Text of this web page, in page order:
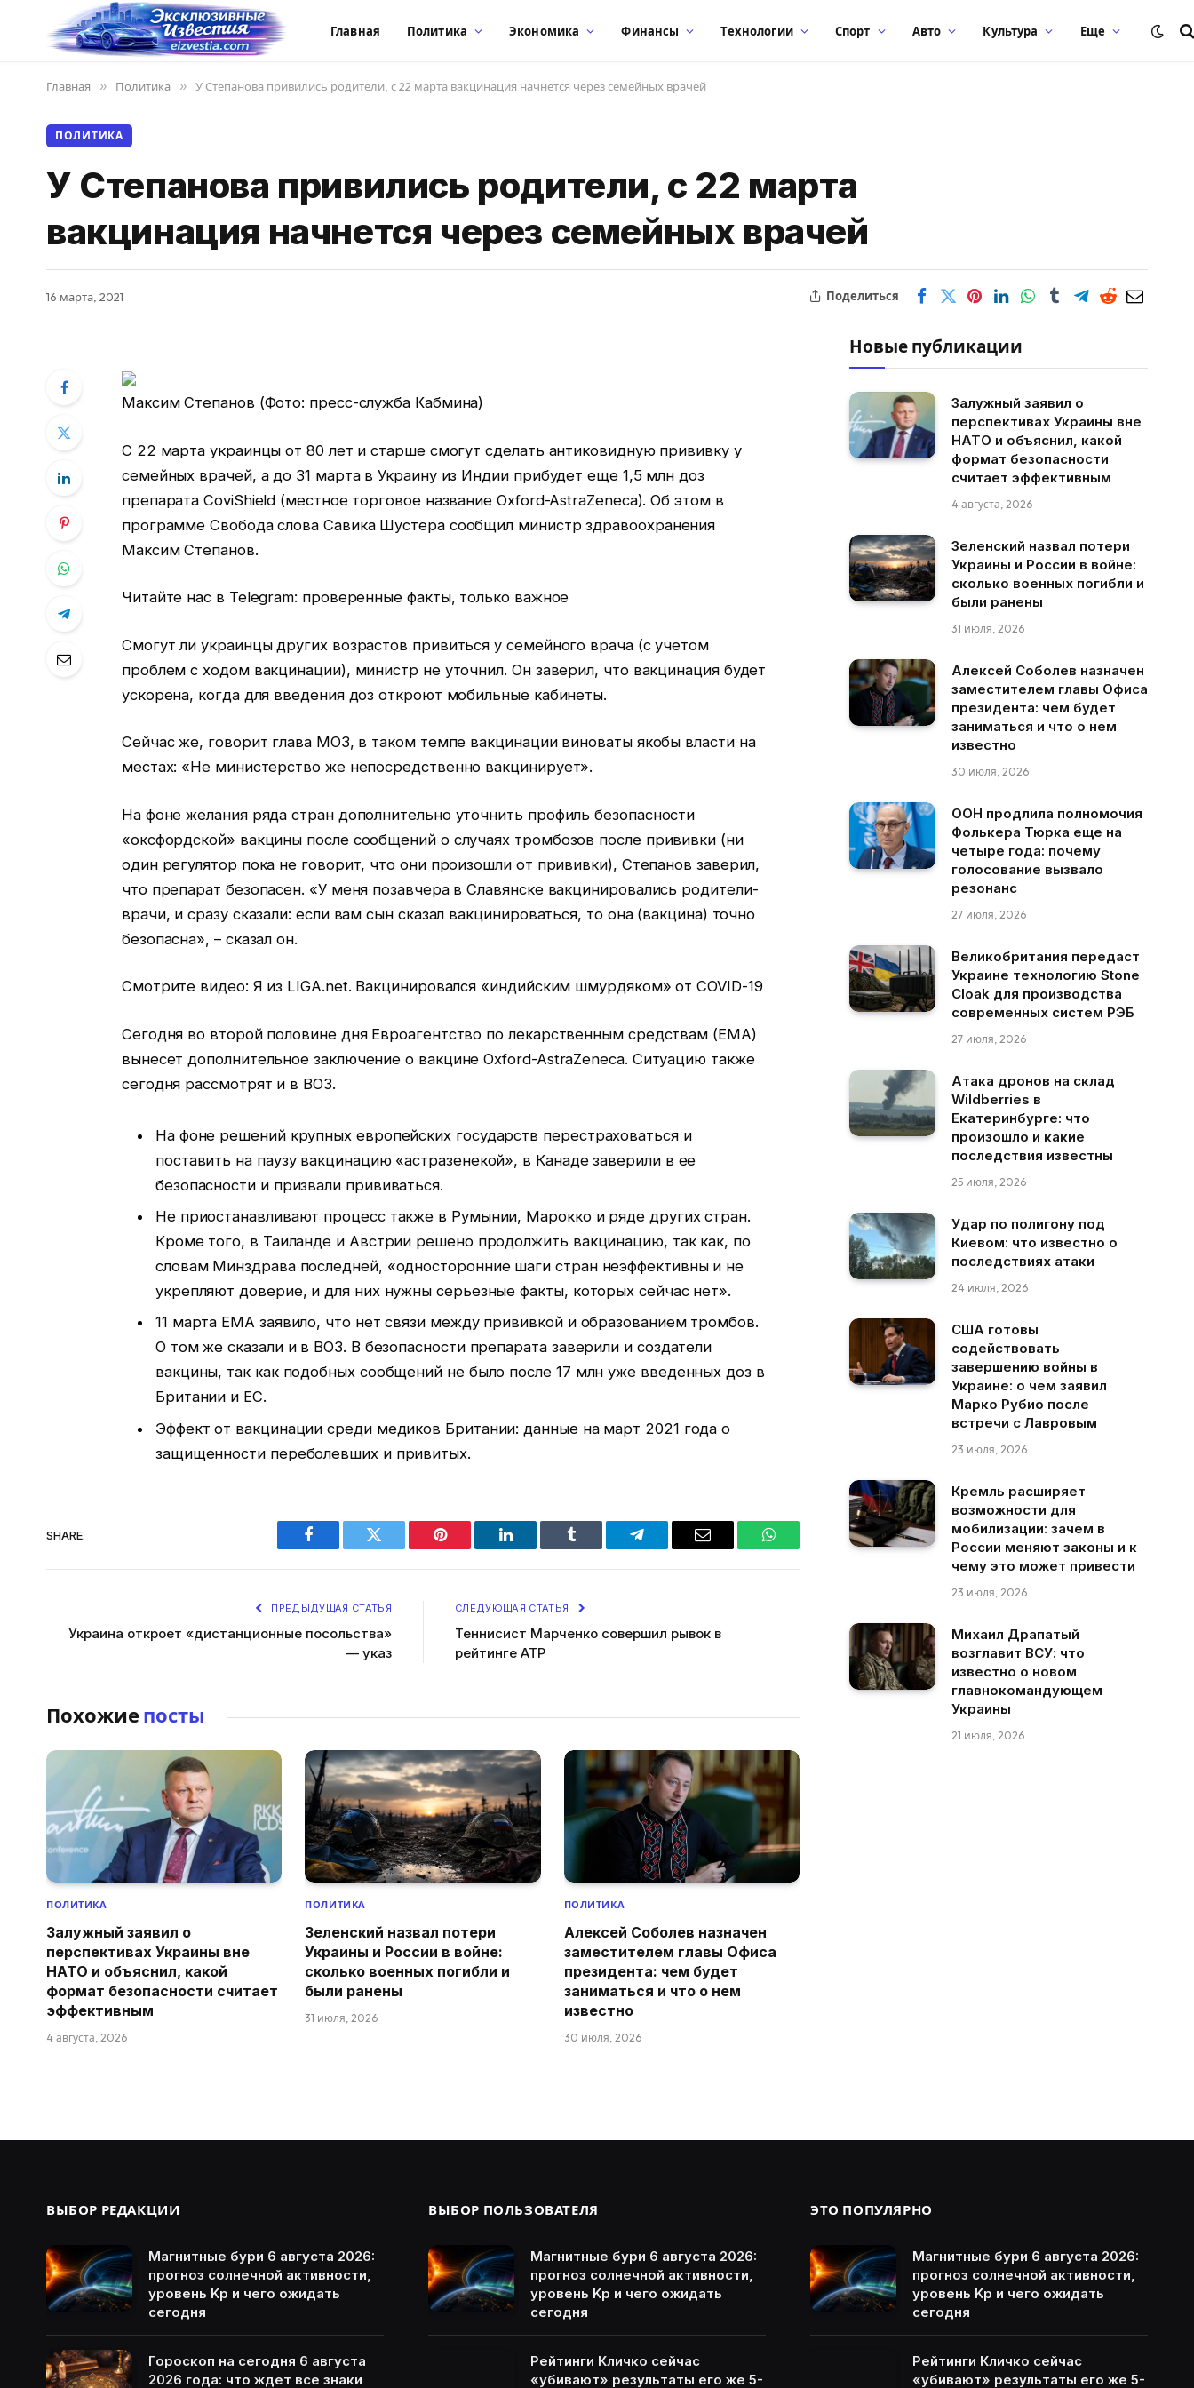
Главная Политика Экономика Финансы Технологии Спорт Авто Культура Еще
Главная » Политика » У Степанова привились родители, с 22 марта вакцинация начнется через семейных врачей
ПОЛИТИКА
У Степанова привились родители, с 22 марта
вакцинация начнется через семейных врачей
16 марта, 2021 Поделиться
Максим Степанов (Фото: пресс-служба Кабмина)
С 22 марта украинцы от 80 лет и старше смогут сделать антиковидную прививку у
семейных врачей, а до 31 марта в Украину из Индии прибудет еще 1,5 млн доз
препарата CoviShield (местное торговое название Oxford-AstraZeneca). Об этом в
программе Свобода слова Савика Шустера сообщил министр здравоохранения
Максим Степанов.
Читайте нас в Telegram: проверенные факты, только важное
Смогут ли украинцы других возрастов привиться у семейного врача (с учетом
проблем с ходом вакцинации), министр не уточнил. Он заверил, что вакцинация будет
ускорена, когда для введения доз откроют мобильные кабинеты.
Сейчас же, говорит глава МОЗ, в таком темпе вакцинации виноваты якобы власти на
местах: «Не министерство же непосредственно вакцинирует».
На фоне желания ряда стран дополнительно уточнить профиль безопасности
«оксфордской» вакцины после сообщений о случаях тромбозов после прививки (ни
один регулятор пока не говорит, что они произошли от прививки), Степанов заверил,
что препарат безопасен. «У меня позавчера в Славянске вакцинировались родители-
врачи, и сразу сказали: если вам сын сказал вакцинироваться, то она (вакцина) точно
безопасна», – сказал он.
Смотрите видео: Я из LIGA.net. Вакцинировался «индийским шмурдяком» от COVID-19
Сегодня во второй половине дня Евроагентство по лекарственным средствам (EMA)
вынесет дополнительное заключение о вакцине Oxford-AstraZeneca. Ситуацию также
сегодня рассмотрят и в ВОЗ.
На фоне решений крупных европейских государств перестраховаться и
поставить на паузу вакцинацию «астразенекой», в Канаде заверили в ее
безопасности и призвали прививаться.
Не приостанавливают процесс также в Румынии, Марокко и ряде других стран.
Кроме того, в Таиланде и Австрии решено продолжить вакцинацию, так как, по
словам Минздрава последней, «односторонние шаги стран неэффективны и не
укрепляют доверие, и для них нужны серьезные факты, которых сейчас нет».
11 марта ЕМА заявило, что нет связи между прививкой и образованием тромбов.
О том же сказали и в ВОЗ. В безопасности препарата заверили и создатели
вакцины, так как подобных сообщений не было после 17 млн уже введенных доз в
Британии и ЕС.
Эффект от вакцинации среди медиков Британии: данные на март 2021 года о
защищенности переболевших и привитых.
SHARE.
Facebook Twitter Pinterest LinkedIn Tumblr Telegram Email WhatsApp
ПРЕДЫДУЩАЯ СТАТЬЯ
Украина откроет «дистанционные посольства»
— указ
СЛЕДУЮЩАЯ СТАТЬЯ
Теннисист Марченко совершил рывок в
рейтинге АТР
Похожие посты
ПОЛИТИКА
Залужный заявил о
перспективах Украины вне
НАТО и объяснил, какой
формат безопасности считает
эффективным
4 августа, 2026
ПОЛИТИКА
Зеленский назвал потери
Украины и России в войне:
сколько военных погибли и
были ранены
31 июля, 2026
ПОЛИТИКА
Алексей Соболев назначен
заместителем главы Офиса
президента: чем будет
заниматься и что о нем
известно
30 июля, 2026
Новые публикации
Залужный заявил о
перспективах Украины вне
НАТО и объяснил, какой
формат безопасности
считает эффективным
4 августа, 2026
Зеленский назвал потери
Украины и России в войне:
сколько военных погибли и
были ранены
31 июля, 2026
Алексей Соболев назначен
заместителем главы Офиса
президента: чем будет
заниматься и что о нем
известно
30 июля, 2026
ООН продлила полномочия
Фолькера Тюрка еще на
четыре года: почему
голосование вызвало
резонанс
27 июля, 2026
Великобритания передаст
Украине технологию Stone
Cloak для производства
современных систем РЭБ
27 июля, 2026
Атака дронов на склад
Wildberries в
Екатеринбурге: что
произошло и какие
последствия известны
25 июля, 2026
Удар по полигону под
Киевом: что известно о
последствиях атаки
24 июля, 2026
США готовы
содействовать
завершению войны в
Украине: о чем заявил
Марко Рубио после
встречи с Лавровым
23 июля, 2026
Кремль расширяет
возможности для
мобилизации: зачем в
России меняют законы и к
чему это может привести
23 июля, 2026
Михаил Драпатый
возглавит ВСУ: что
известно о новом
главнокомандующем
Украины
21 июля, 2026
ВЫБОР РЕДАКЦИИ
Магнитные бури 6 августа 2026:
прогноз солнечной активности,
уровень Kp и чего ожидать
сегодня
Гороскоп на сегодня 6 августа
2026 года: что ждет все знаки
ВЫБОР ПОЛЬЗОВАТЕЛЯ
Магнитные бури 6 августа 2026:
прогноз солнечной активности,
уровень Kp и чего ожидать
сегодня
Рейтинги Кличко сейчас
«убивают» результаты его же 5-
ЭТО ПОПУЛЯРНО
Магнитные бури 6 августа 2026:
прогноз солнечной активности,
уровень Kp и чего ожидать
сегодня
Рейтинги Кличко сейчас
«убивают» результаты его же 5-